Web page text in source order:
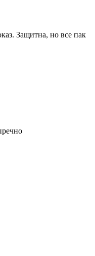
Защитна, но все пак